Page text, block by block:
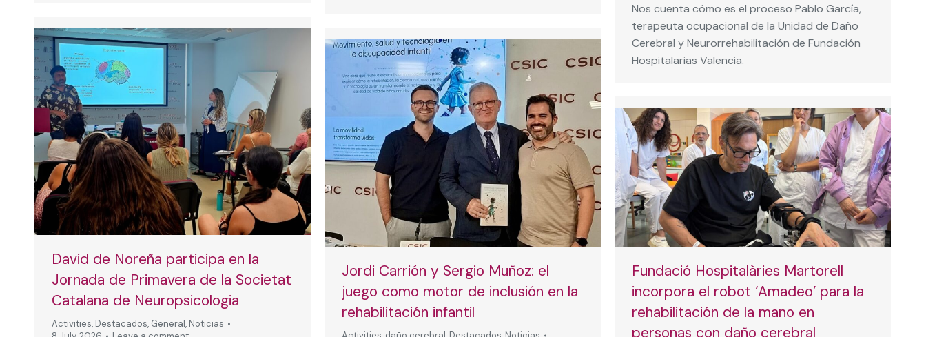
Nos cuenta cómo es el proceso Pablo García,
terapeuta ocupacional de la Unidad de Daño
Cerebral y Neurorrehabilitación de Fundación
Hospitalarias Valencia.
David de Noreña participa en la
Jornada de Primavera de la Societat
Catalana de Neuropsicologia
Activities, Destacados, General, Noticias
Jordi Carrión y Sergio Muñoz: el
juego como motor de inclusión en la
rehabilitación infantil
Fundació Hospitalàries Martorell
incorpora el robot ‘Amadeo’ para la
rehabilitación de la mano en
personas con daño cerebral